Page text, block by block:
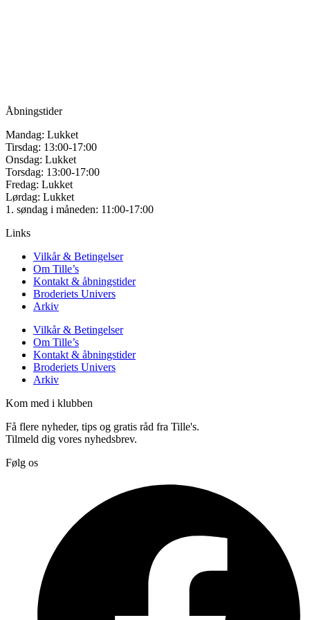
Åbningstider
Mandag: Lukket
Tirsdag: 13:00-17:00
Onsdag: Lukket
Torsdag: 13:00-17:00
Fredag: Lukket
Lørdag: Lukket
1. søndag i måneden: 11:00-17:00
Links
Vilkår & Betingelser
Om Tille’s
Kontakt & åbningstider
Broderiets Univers
Arkiv
Vilkår & Betingelser
Om Tille’s
Kontakt & åbningstider
Broderiets Univers
Arkiv
Kom med i klubben
Få flere nyheder, tips og gratis råd fra Tille's.
Tilmeld dig vores nyhedsbrev.
Følg os